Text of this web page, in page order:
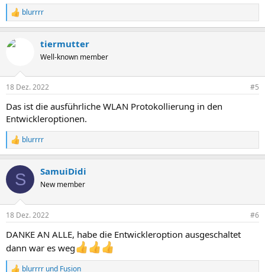
R
e
k
e
:
blurrrr
tiermutter
Well-known member
18 Dez. 2022 #5
Das ist die ausführliche WLAN Protokollierung in den
Entwickleroptionen.
R
e
k
i
e
:
blurrrr
S SamuiDidi
New member
18 Dez. 2022 #6
DANKE AN ALLE, habe die Entwickleroption ausgeschaltet
dann war es weg
blurrrr und Fusion